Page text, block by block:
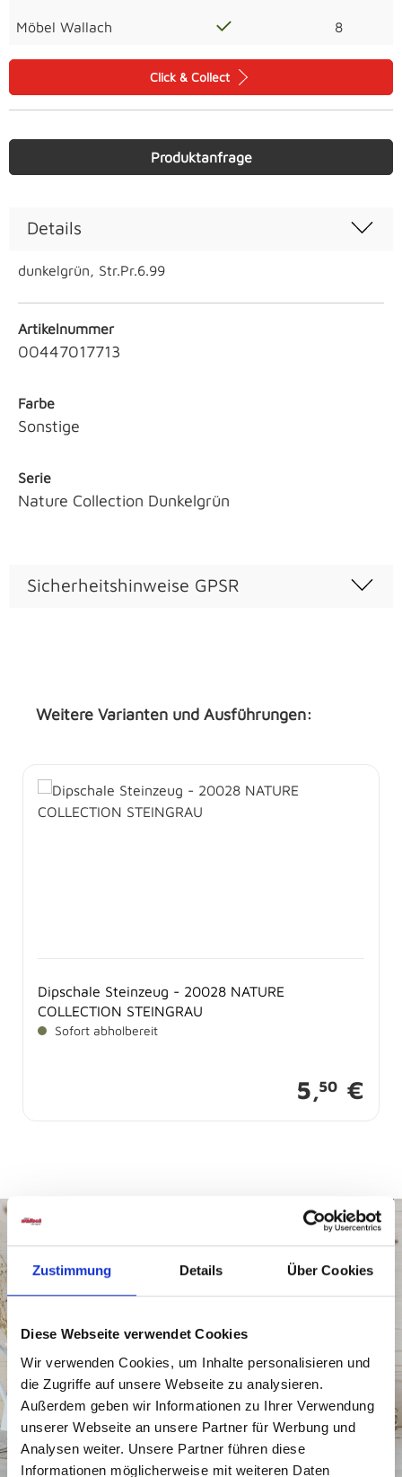
Zustimmung Details Über Cookies
Diese Webseite verwendet Cookies
Wir verwenden Cookies, um Inhalte personalisieren und
die Zugriffe auf unsere Webseite zu analysieren.
Außerdem geben wir Informationen zu Ihrer Verwendung
unserer Webseite an unsere Partner für Werbung und
Analysen weiter. Unsere Partner führen diese
Informationen möglicherweise mit weiteren Daten
Möbel Wallach 8
Click & Collect
Produktanfrage
Details
dunkelgrün, Str.Pr.6.99
Artikelnummer
00447017713
Farbe
Sonstige
Serie
Nature Collection Dunkelgrün
Sicherheitshinweise GPSR
Weitere Varianten und Ausführungen:
Dipschale Steinzeug - 20028 NATURE
COLLECTION STEINGRAU
Sofort abholbereit
5,50 €